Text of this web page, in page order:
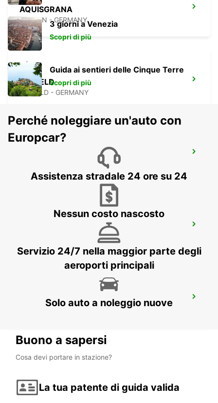
AQUISGRANA
AACHEN - GERMANY
KREFELD
KREFELD - GERMANY
DUSSELDORF CITTÀ
DUESSELDORF - GERMANY
DUSSELDORF STAZIONE CENTRALE
DUESSELDORF - GERMANY
DUSSELDORF AEROPORTO
3 giorni a Venezia
Scopri di più
Guida ai sentieri delle Cinque Terre
Scopri di più
Perché noleggiare un'auto con
Europcar?
Assistenza stradale 24 ore su 24
Nessun costo nascosto
Servizio 24/7 nella maggior parte degli
aeroporti principali
Solo auto a noleggio nuove
Buono a sapersi
Cosa devi portare in stazione?
La tua patente di guida valida